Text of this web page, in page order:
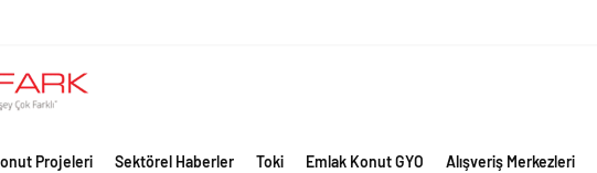
Projeleri Sektörel Haberler Toki Emlak Konut GYO Alışveriş Merkezleri